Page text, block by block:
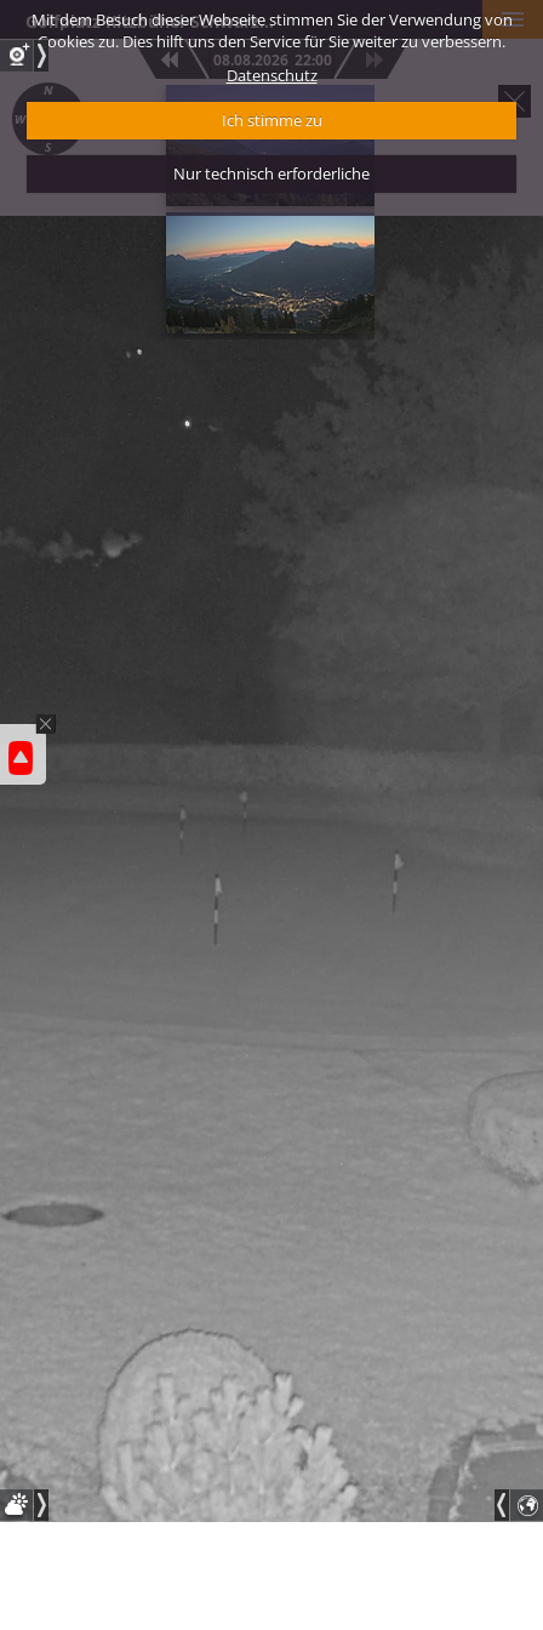
Mit dem Besuch dieser Webseite stimmen Sie der Verwendung von
Cookies zu. Dies hilft uns den Service für Sie weiter zu verbessern.
Datenschutz
Ich stimme zu
Nur technisch erforderliche
Golfplatz Kitzbühel-Schwarzsee-Reith
08.08.2026 22:00
Brixental